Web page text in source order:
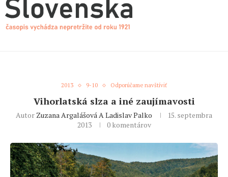
2013 9-10 Odporúčame navštíviť
Vihorlatská slza a iné zaujímavosti
Autor Zuzana Argalášová A Ladislav Palko
15. septembra
2013
0 komentárov